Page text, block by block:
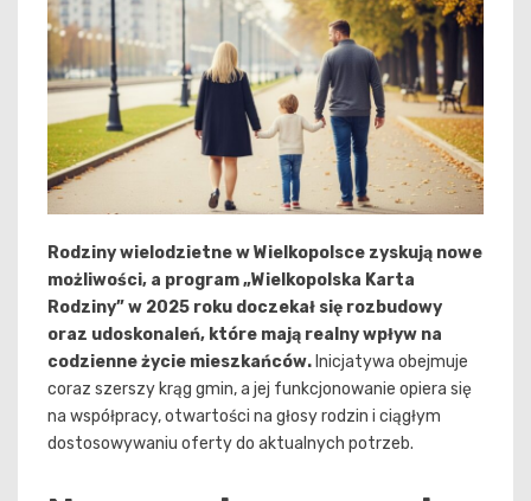
Rodziny wielodzietne w Wielkopolsce zyskują nowe
możliwości, a program „Wielkopolska Karta
Rodziny” w 2025 roku doczekał się rozbudowy
oraz udoskonaleń, które mają realny wpływ na
codzienne życie mieszkańców. Inicjatywa obejmuje
coraz szerszy krąg gmin, a jej funkcjonowanie opiera się
na współpracy, otwartości na głosy rodzin i ciągłym
dostosowywaniu oferty do aktualnych potrzeb.